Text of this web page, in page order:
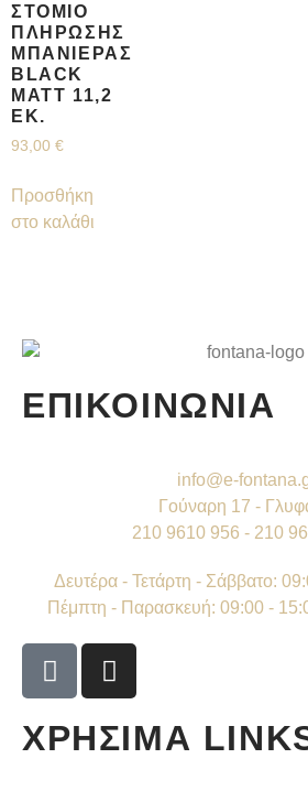
ΣΤΌΜΙΟ
ΠΛΉΡΩΣΗΣ
ΜΠΑΝΙΈΡΑΣ
BLACK
MATT 11,2
ΕΚ.
93,00 €
Προσθήκη
στο καλάθι
ΕΠΙΚΟΙΝΩΝΙΑ
info@e-
Γούναρη 17 -
210 9610 956 - 210
Δευτέρα - Τετάρτη - Σάββατο:
Πέμπτη - Παρασκευή: 09:00 -
ΧΡΗΣΙΜΑ